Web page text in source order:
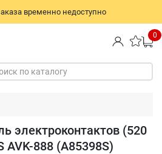
временно недоступно
0
по каталогу
электроконтактов (520
AVK-888 (A85398S)